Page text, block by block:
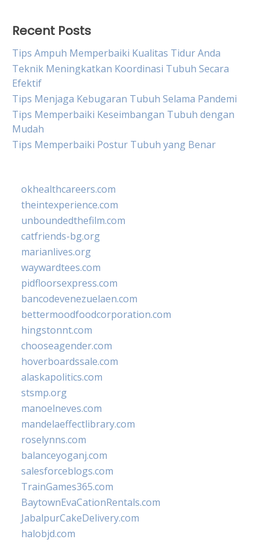
Recent Posts
Tips Ampuh Memperbaiki Kualitas Tidur Anda
Teknik Meningkatkan Koordinasi Tubuh Secara
Efektif
Tips Menjaga Kebugaran Tubuh Selama Pandemi
Tips Memperbaiki Keseimbangan Tubuh dengan
Mudah
Tips Memperbaiki Postur Tubuh yang Benar
okhealthcareers.com
theintexperience.com
unboundedthefilm.com
catfriends-bg.org
marianlives.org
waywardtees.com
pidfloorsexpress.com
bancodevenezuelaen.com
bettermoodfoodcorporation.com
hingstonnt.com
chooseagender.com
hoverboardssale.com
alaskapolitics.com
stsmp.org
manoelneves.com
mandelaeffectlibrary.com
roselynns.com
balanceyoganj.com
salesforceblogs.com
TrainGames365.com
BaytownEvaCationRentals.com
JabalpurCakeDelivery.com
halobjd.com